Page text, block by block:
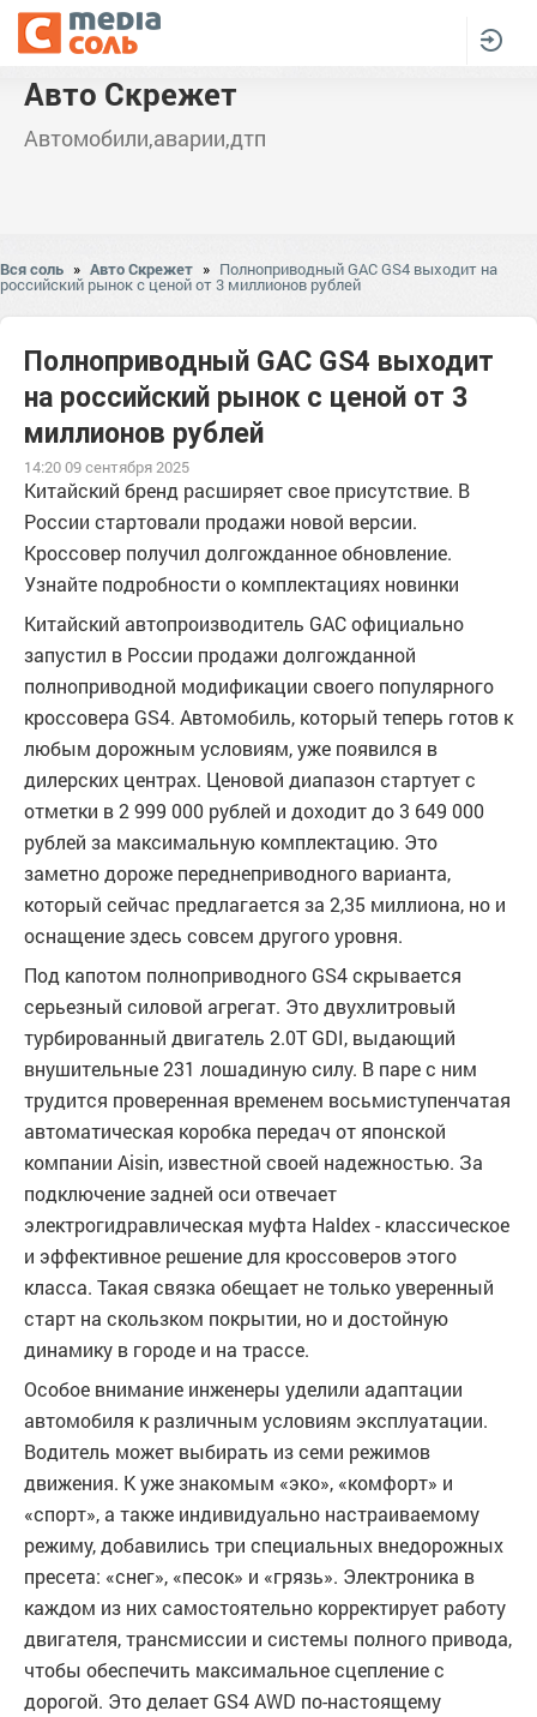
Авто Скрежет
Автомобили,аварии,дтп
Вся соль » Авто Скрежет » Полноприводный GAC GS4 выходит на
российский рынок с ценой от 3 миллионов рублей
Полноприводный GAC GS4 выходит
на российский рынок с ценой от 3
миллионов рублей
14:20 09 сентября 2025
Китайский бренд расширяет свое присутствие. В
России стартовали продажи новой версии.
Кроссовер получил долгожданное обновление.
Узнайте подробности о комплектациях новинки
Китайский автопроизводитель GAC официально
запустил в России продажи долгожданной
полноприводной модификации своего популярного
кроссовера GS4. Автомобиль, который теперь готов к
любым дорожным условиям, уже появился в
дилерских центрах. Ценовой диапазон стартует с
отметки в 2 999 000 рублей и доходит до 3 649 000
рублей за максимальную комплектацию. Это
заметно дороже переднеприводного варианта,
который сейчас предлагается за 2,35 миллиона, но и
оснащение здесь совсем другого уровня.
Под капотом полноприводного GS4 скрывается
серьезный силовой агрегат. Это двухлитровый
турбированный двигатель 2.0T GDI, выдающий
внушительные 231 лошадиную силу. В паре с ним
трудится проверенная временем восьмиступенчатая
автоматическая коробка передач от японской
компании Aisin, известной своей надежностью. За
подключение задней оси отвечает
электрогидравлическая муфта Haldex - классическое
и эффективное решение для кроссоверов этого
класса. Такая связка обещает не только уверенный
старт на скользком покрытии, но и достойную
динамику в городе и на трассе.
Особое внимание инженеры уделили адаптации
автомобиля к различным условиям эксплуатации.
Водитель может выбирать из семи режимов
движения. К уже знакомым «эко», «комфорт» и
«спорт», а также индивидуально настраиваемому
режиму, добавились три специальных внедорожных
пресета: «снег», «песок» и «грязь». Электроника в
каждом из них самостоятельно корректирует работу
двигателя, трансмиссии и системы полного привода,
чтобы обеспечить максимальное сцепление с
дорогой. Это делает GS4 AWD по-настоящему